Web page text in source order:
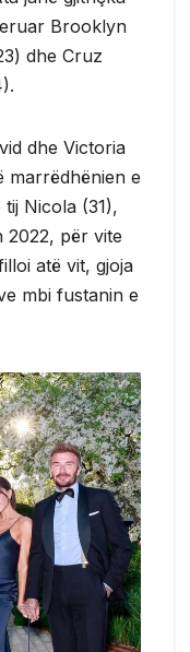
Brooklyn
dhe Cruz
dhe Victoria
marrëdhënien e
Nicola (31),
2022, për vite
atë vit, gjoja
mbi fustanin e